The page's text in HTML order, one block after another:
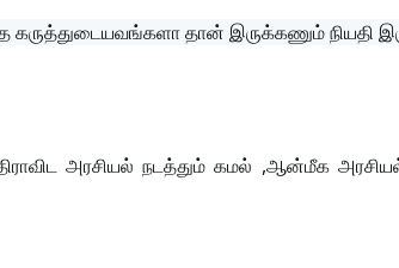
கருத்துடையவங்களா தான் இருக்கணும் நியதி
அரசியல் நடத்தும் கமல் ,ஆன்மீக